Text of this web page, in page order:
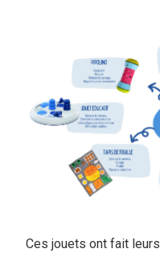
Ces jouets ont fait